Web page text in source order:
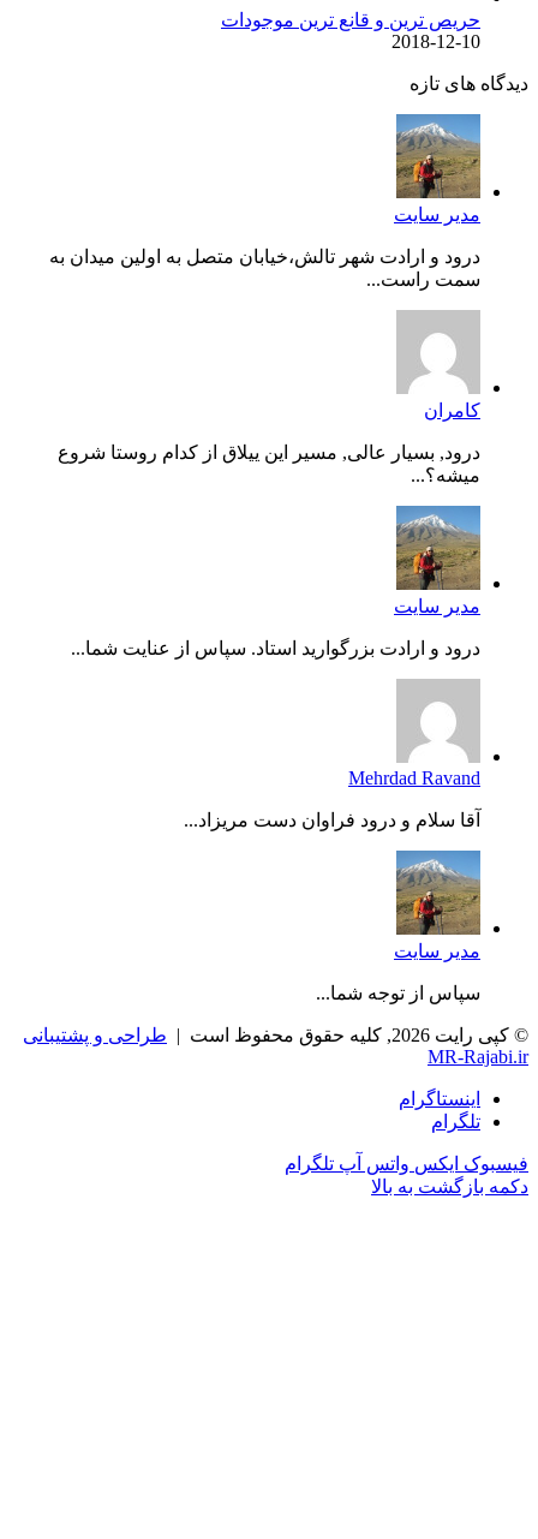
حریص ترین و قانع ترین موجودات
2018-12-10
دیدگاه های تازه
مدیر سایت
درود و ارادت شهر تالش،خیابان متصل به اولین میدان به
سمت راست...
کامران
درود, بسیار عالی, مسیر این ییلاق از کدام روستا شروع
میشه؟...
مدیر سایت
درود و ارادت بزرگوارید استاد. سپاس از عنایت شما...
Mehrdad Ravand
آقا سلام و درود فراوان دست مریزاد...
مدیر سایت
سپاس از توجه شما...
© کپی رایت 2026, کلیه حقوق محفوظ است |
طراحی و پشتیبانی
MR-Rajabi.ir
اینستاگرام
تلگرام
فیسبوک ایکس واتس آپ تلگرام
دکمه بازگشت به بالا